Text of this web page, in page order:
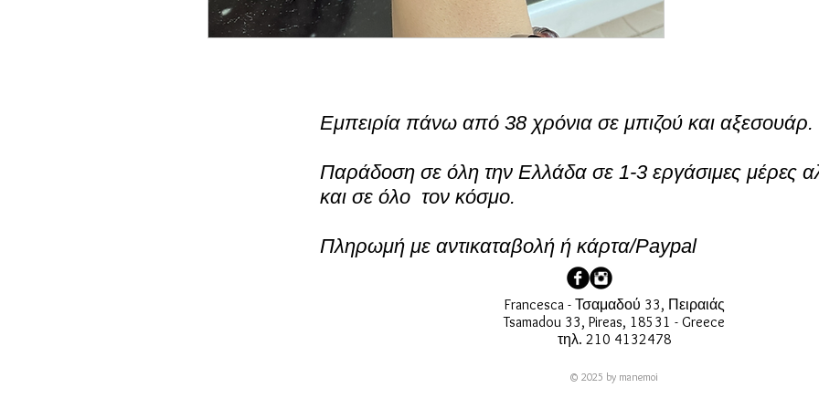
Εμπειρία πάνω από 38 χρόνια σε μπιζού και αξεσουάρ.
Παράδοση σε όλη την Ελλάδα σε 1-3 εργάσιμες μέρες
και σε όλο τον κόσμο.
Πληρωμή με αντικαταβολή ή κάρτα/Paypal
Francesca - Τσαμαδού 33, Πειραιάς
Tsamadou 33, Pireas, 18531 - Greece
τηλ. 210 4132478
© 2025 by manemoi